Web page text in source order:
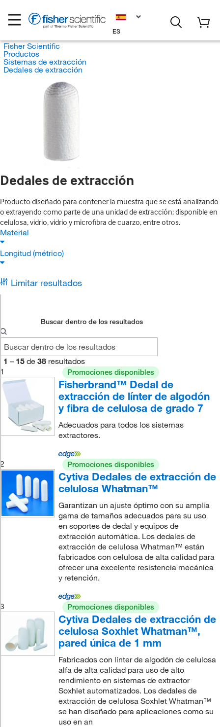
ES
Fisher Scientific
Productos
Sistemas de extracción
Dedales de extracción
Dedales de extracción
Producto diseñado para contener la muestra que se está analizando
o extrayendo como parte de una unidad de extracción; disponible en
celulosa, vidrio, vidrio y microfibra de cuarzo, entre otros.
Material
Longitud (métrico)
Limitar resultados
Buscar dentro de los resultados
1 – 15 de 38 resultados
1
Promociones disponibles
Fisherbrand™ Dedal de
extracción de línter de algodón
y fibra de celulosa de grado 7
Adecuados para todos los sistemas
extractores.
2 Promociones disponibles
Cytiva Dedales de extracción de
celulosa Whatman™
Garantizan un ajuste óptimo con su amplia
gama de tamaños adecuados para su uso
en soportes de dedal y equipos de
extracción automática. Los dedales de
extracción de celulosa Whatman™ están
fabricados con celulosa de alta calidad para
ofrecer una excelente resistencia mecánica
y retención.
3 Promociones disponibles
Cytiva Dedales de extracción de
celulosa Soxhlet Whatman™,
pared única de 1 mm
Fabricados con línter de algodón de celulosa
alfa de alta calidad para uso de alto
rendimiento en sistemas de extractor
Soxhlet automatizados. Los dedales de
extracción de celulosa Soxhlet Whatman™
se han diseñado para aplicaciones como su
uso en an